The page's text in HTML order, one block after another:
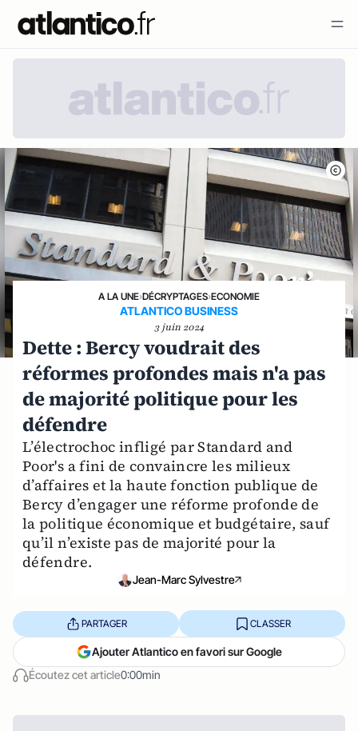
A LA UNE›DÉCRYPTAGES›ECONOMIE
ATLANTICO BUSINESS
3 juin 2024
Dette : Bercy voudrait des
réformes profondes mais n'a pas
de majorité politique pour les
défendre
L’électrochoc infligé par Standard and
Poor's a fini de convaincre les milieux
d’affaires et la haute fonction publique de
Bercy d’engager une réforme profonde de
la politique économique et budgétaire, sauf
qu’il n’existe pas de majorité pour la
défendre.
Jean-Marc Sylvestre
Écoutez cet article0:00min
PARTAGER CLASSER
Ajouter Atlantico en favori sur Google